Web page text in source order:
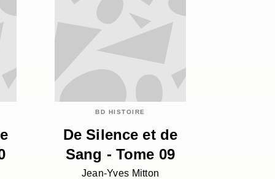
BD HISTOIRE
De Silence et de
Sang - Tome 09
Jean-Yves Mitton